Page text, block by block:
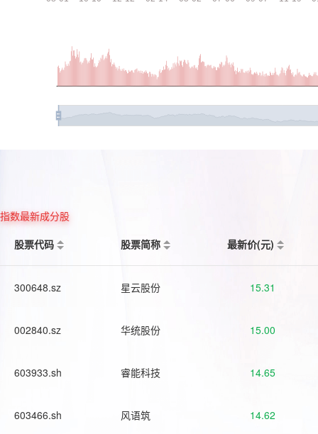
指数最新成分股
股票代码
股票简称 最新价(元)
300648.sz 星云股份 15.31
002840.sz 华统股份 15.00
603933.sh 睿能科技 14.65
603466.sh 风语筑 14.62